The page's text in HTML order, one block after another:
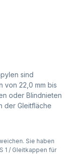
sind
von 22,0 mm bis
oder Blindnieten
der Gleitfläche
Sie haben
1 / Gleitkappen für